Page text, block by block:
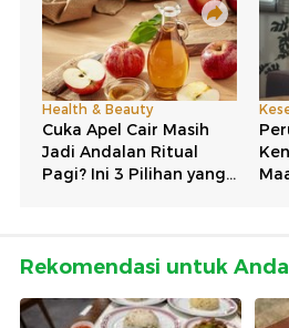
Rekomendasi untuk Anda